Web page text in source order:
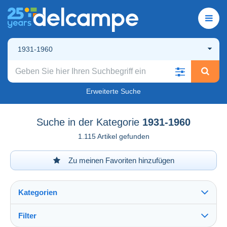
1931-1960
Erweiterte Suche
Suche in der Kategorie 1931-1960
1.115 Artikel gefunden
Zu meinen Favoriten hinzufügen
Kategorien
Filter